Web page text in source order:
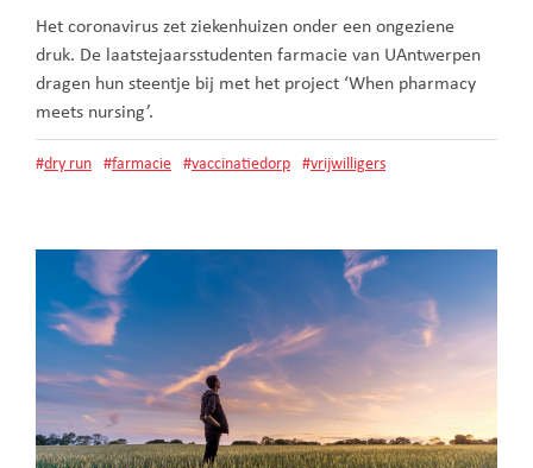
Het coronavirus zet ziekenhuizen onder een ongeziene
druk. De laatstejaarsstudenten farmacie van UAntwerpen
dragen hun steentje bij met het project ‘When pharmacy
meets nursing’.
#dry run #farmacie #vaccinatiedorp #vrijwilligers